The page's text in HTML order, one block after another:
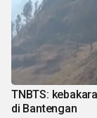
TNBTS:
di Bantengan